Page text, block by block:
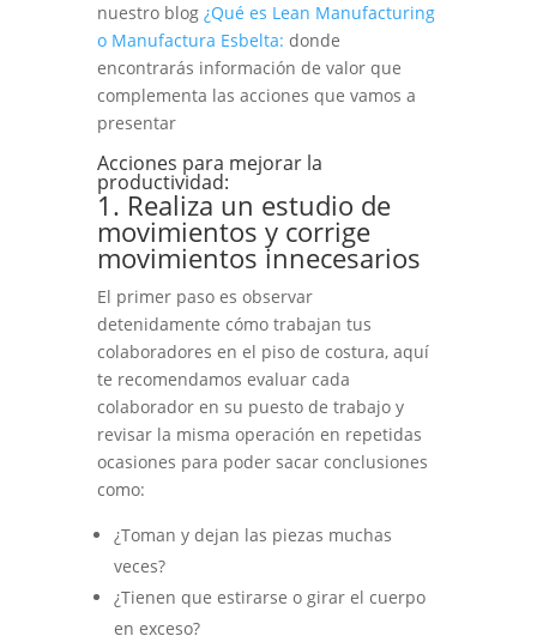
nuestro blog ¿Qué es Lean Manufacturing
o Manufactura Esbelta: donde
encontrarás información de valor que
complementa las acciones que vamos a
presentar
Acciones para mejorar la
productividad:
1. Realiza un estudio de
movimientos y corrige
movimientos innecesarios
El primer paso es observar
detenidamente cómo trabajan tus
colaboradores en el piso de costura, aquí
te recomendamos evaluar cada
colaborador en su puesto de trabajo y
revisar la misma operación en repetidas
ocasiones para poder sacar conclusiones
como:
¿Toman y dejan las piezas muchas
veces?
¿Tienen que estirarse o girar el cuerpo
en exceso?